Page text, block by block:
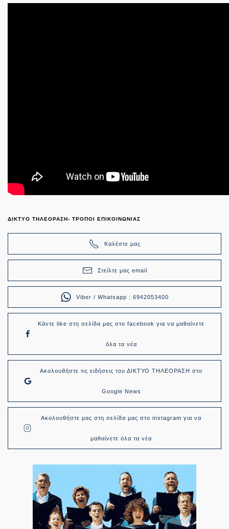
ΔΙΚΤΥΟ ΤΗΛΕΟΡΑΣΗ- ΤΡΟΠΟΙ ΕΠΙΚΟΙΝΩΝΙΑΣ
Καλέστε μας
Στείλτε μας email
Viber / Whatsapp : 6942053400
Κάντε like στη σελίδα μας στο facebook για να μαθαίνετε
όλα τα νέα
Ακολουθήστε τις ειδήσεις του ΔΙΚΤΥΟ ΤΗΛΕΟΡΑΣΗ στο
Google News
Ακολουθήστε μας στη σελίδα μας στο instagram για να
μαθαίνετε όλα τα νέα